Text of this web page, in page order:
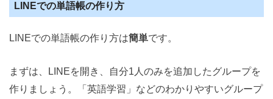
LINEでの単語帳の作り方
LINEでの単語帳の作り方は簡単です。
まずは、LINEを開き、自分1人のみを追加したグループを
作りましょう。「英語学習」などのわかりやすいグループ